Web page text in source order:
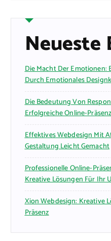
Neueste
Die Macht Der Emotionen:
Durch Emotionales
Die Bedeutung Von
Erfolgreiche Online-
Effektives Webdesign Mit
Gestaltung Leicht Gemacht
Professionelle Online-
Kreative Lösungen Für Ihr
Xion Webdesign: Kreative
Präsenz